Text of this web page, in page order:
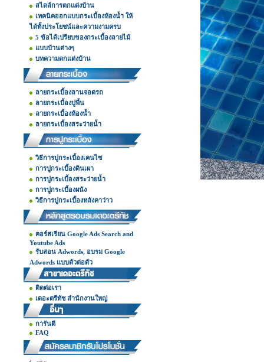
สไตล์การตกแต่งบ้าน
เทคนิคออกแบบกระเบื้องห้องน้ำ ให้
ได้ทั้งประโยชน์และความงามครบ
5 ข้อได้เปรียบของกระเบื้องลายไม้
แบบบ้านต่างๆ
บทความตกแต่งบ้าน
ลายกระเบื้องลานจอดรถ
ลายกระเบื้องปูพื้น
ลายกระเบื้องห้องน้ำ
ลายกระเบื้องสระว่ายน้ำ
วิธีการปูกระเบื้องเคนไซ
การปูกระเบื้องดินเผา
การปูกระเบื้องสระว่ายน้ำ
การปูกระเบื้องผนัง
วิธีการปูกระเบื้องหลังคาว่าว
คอร์สเรียน Google Ads Search and
Youtube Ads
รับสอน Adwords, อบรม Google
Adwords แบบตัวต่อตัว
ติดต่อเรา
เดอะตรีทัช สำนักงานใหญ่
การันตี
FAQ